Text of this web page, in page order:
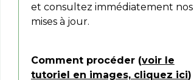
et consultez immédiatement nos
mises à jour.
Comment procéder (voir le
tutoriel en images, cliquez ici)